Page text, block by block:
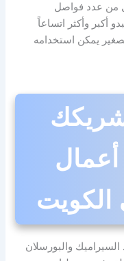
من عدد فواصل
أكبر وأكثر اتساعاً
يمكن استخدامه
الكويت
والبورسلان